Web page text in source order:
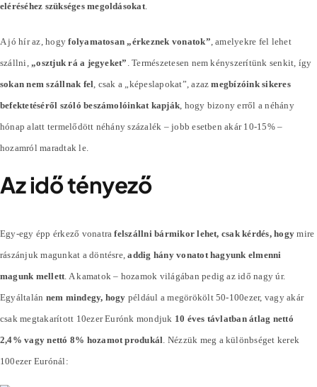
eléréséhez szükséges megoldásokat.
A jó hír az, hogyfolyamatosan „érkeznek vonatok”, amelyekre fel lehet
szállni,„osztjuk rá a jegyeket” . Természetesen nem kényszerítünk senkit, így
sokan nem szállnak fel, csak a „képeslapokat”, azazmegbízóink sikeres
befektetéséről szóló beszámolóinkat kapják, hogy bizony erről a néhány
hónap alatt termelődött néhányszázalék – jobb esetben akár 10-15% –
hozamról maradtak le.
Az idő tényező
Egy-egy épp érkező vonatrafelszállni bármikor lehet, csak kérdés, hogy mire
rászánjuk magunkat a döntésre,addig hány vonatot hagyunk elmenni
magunk mellett. A kamatok – hozamok világában pedig az idő nagy úr.
Egyáltalán nem mindegy, hogy például a megörökölt 50-100ezer, vagy akár
csak megtakarított 10ezer Eurónk mondjuk 10 éves távlatban átlag nettó
2,4% vagy nettó 8% hozamot produkál. Nézzük meg a különbséget kerek
100ezer Eurónál: